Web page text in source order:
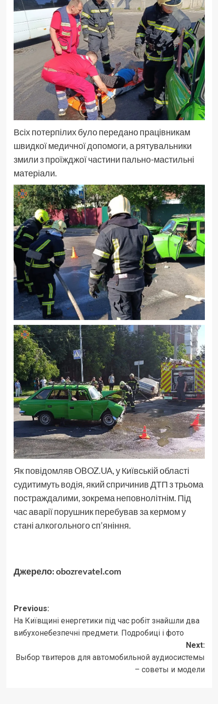
Всіх потерпілих було передано працівникам
швидкої медичної допомоги, а рятувальники
змили з проїжджої частини пально-мастильні
матеріали.
Як повідомляв OBOZ.UA, у Київській області
судитимуть водія, який спричинив ДТП з трьома
постраждалими, зокрема неповнолітнім. Під
час аварії порушник перебував за кермом у
стані алкогольного сп’яніння.
Джерело:obozrevatel.com
Post
navigation
Previous:
На Київщині енергетики під час робіт знайшли два
вибухонебезпечні предмети. Подробиці і фото
Next:
Выбор твитеров для автомобильной аудиосистемы
– советы и модели